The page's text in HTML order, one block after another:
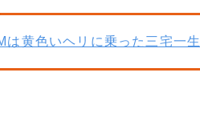
黄色いヘリに乗った三宅一生